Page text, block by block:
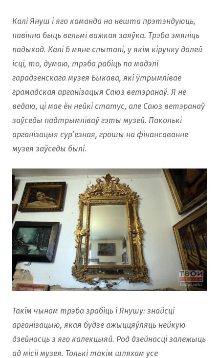
Калі Януш i яго каманда на нешта прэтэндуюць,
павiнна быць вельмi важкая заяўка. Трэба змянiць
падыход. Калi б мяне спыталi, у якiм кiрунку далей
iсцi, то, думаю, трэба рабiць па мадэлi
гарадзенскага музея Быкава, якi ўтрымлiвае
грамадская арганiзацыя Саюз ветэранаў. Я не
ведаю, цi мае ён нейкi статус, але Саюз ветэранаў
заўседы падтрымлiваў гэты музей. Паколькi
арганiзацыя сур’езная, грошы на фiнансаванне
музея заўседы былi.
Такiм чынам трэба зрабiць i Янушу: знайсцi
арганiзацыю, якая будзе ажыццяўляць нейкую
дзейнасць з яго калекцыяй. Род дзейнасцi залежыць
ад мiсii музея. Толькi такiм шляхам усе